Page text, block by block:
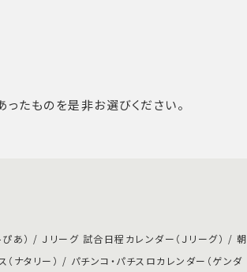
たものを是非お選びください。
あ） / Ｊリーグ 試合日程カレンダー（Ｊリーグ） / 朝
タリー） / パチンコ・パチスロカレンダー（ゲンダ